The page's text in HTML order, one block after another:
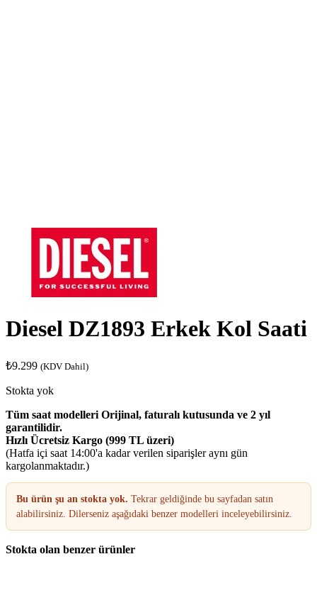
Diesel DZ1893 Erkek Kol Saati
₺9.299 (KDV Dahil)
Stokta yok
Tüm saat modelleri Orijinal, faturalı kutusunda ve 2 yıl
garantilidir.
Hızlı Ücretsiz Kargo (999 TL üzeri)
(Hatfa içi saat 14:00'a kadar verilen siparişler aynı gün
kargolanmaktadır.)
Bu ürün şu an stokta yok. Tekrar geldiğinde bu sayfadan satın
alabilirsiniz. Dilerseniz aşağıdaki benzer modelleri inceleyebilirsiniz.
Stokta olan benzer ürünler